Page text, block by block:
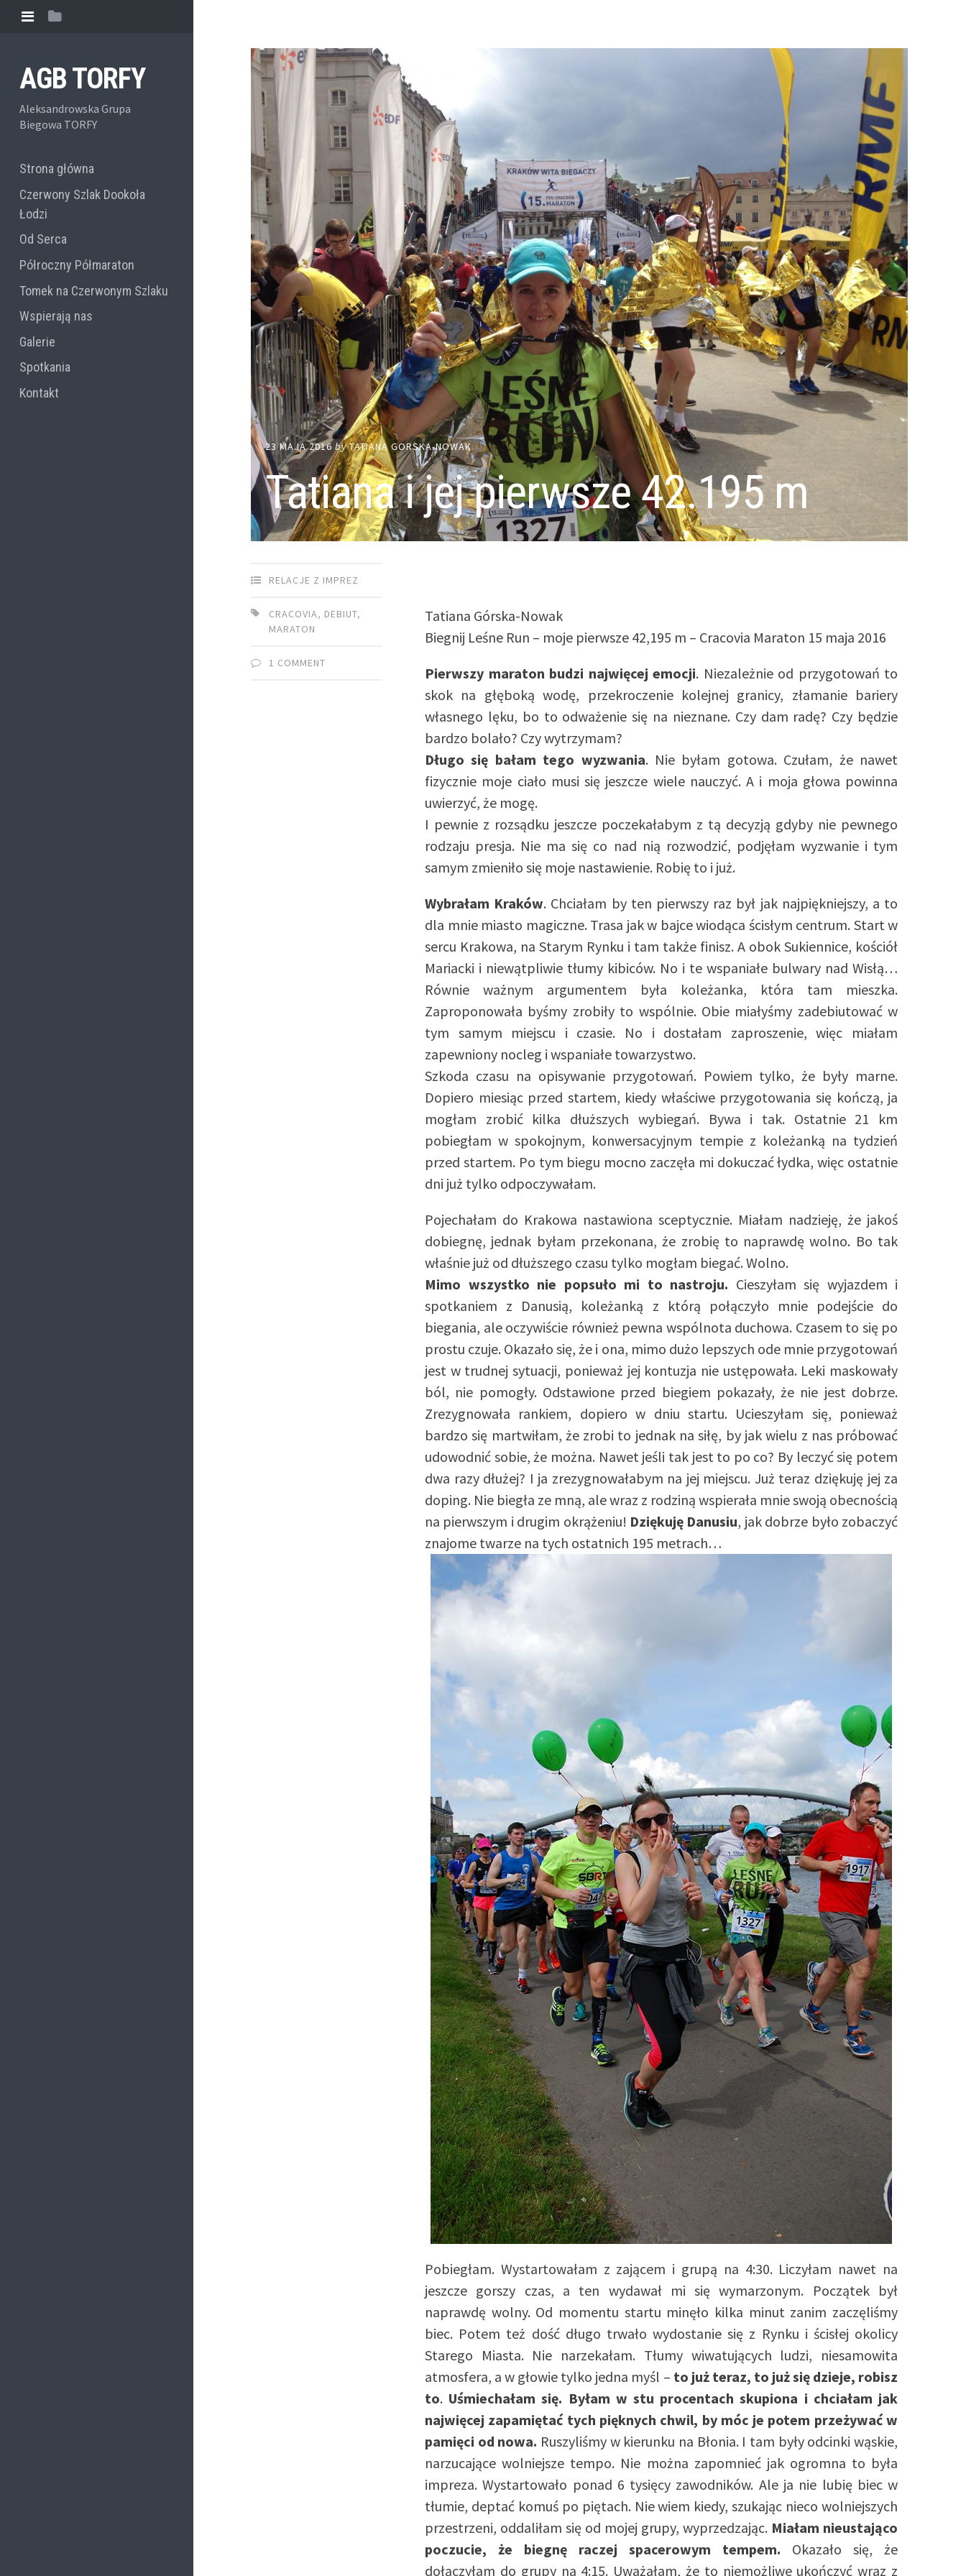
AGB TORFY
Aleksandrowska Grupa
Biegowa TORFY
Strona główna
Czerwony Szlak Dookoła
Łodzi
Od Serca
Półroczny Półmaraton
Tomek na Czerwonym Szlaku
Wspierają nas
Galerie
Spotkania
Kontakt
23 MAJA 2016 byTATIANA GORSKA-NOWAK
Tatiana i jej pierwsze 42.195 m
RELACJE Z IMPREZ
CRACOVIA, DEBIUT,
MARATON
1 COMMENT
Tatiana Górska-Nowak
Biegnij Leśne Run – moje pierwsze 42,195 m – Cracovia Maraton 15 maja 2016
Pierwszy maraton budzi najwięcej emocji. Niezależnie od przygotowań to
skok na głęboką wodę, przekroczenie kolejnej granicy, złamanie bariery
własnego lęku, bo to odważenie się na nieznane. Czy dam radę? Czy będzie
bardzo bolało? Czy wytrzymam?
Długo się bałam tego wyzwania. Nie byłam gotowa. Czułam, że nawet
fizycznie moje ciało musi się jeszcze wiele nauczyć. A i moja głowa powinna
uwierzyć, że mogę.
I pewnie z rozsądku jeszcze poczekałabym z tą decyzją gdyby nie pewnego
rodzaju presja. Nie ma się co nad nią rozwodzić, podjęłam wyzwanie i tym
samym zmieniło się moje nastawienie. Robię to i już.
Wybrałam Kraków. Chciałam by ten pierwszy raz był jak najpiękniejszy, a to
dla mnie miasto magiczne. Trasa jak w bajce wiodąca ścisłym centrum. Start w
sercu Krakowa, na Starym Rynku i tam także finisz. A obok Sukiennice, kościół
Mariacki i niewątpliwie tłumy kibiców. No i te wspaniałe bulwary nad Wisłą…
Równie ważnym argumentem była koleżanka, która tam mieszka.
Zaproponowała byśmy zrobiły to wspólnie. Obie miałyśmy zadebiutować w
tym samym miejscu i czasie. No i dostałam zaproszenie, więc miałam
zapewniony nocleg i wspaniałe towarzystwo.
Szkoda czasu na opisywanie przygotowań. Powiem tylko, że były marne.
Dopiero miesiąc przed startem, kiedy właściwe przygotowania się kończą, ja
mogłam zrobić kilka dłuższych wybiegań. Bywa i tak. Ostatnie 21 km
pobiegłam w spokojnym, konwersacyjnym tempie z koleżanką na tydzień
przed startem. Po tym biegu mocno zaczęła mi dokuczać łydka, więc ostatnie
dni już tylko odpoczywałam.
Pojechałam do Krakowa nastawiona sceptycznie. Miałam nadzieję, że jakoś
dobiegnę, jednak byłam przekonana, że zrobię to naprawdę wolno. Bo tak
właśnie już od dłuższego czasu tylko mogłam biegać. Wolno.
Mimo wszystko nie popsuło mi to nastroju. Cieszyłam się wyjazdem i
spotkaniem z Danusią, koleżanką z którą połączyło mnie podejście do
biegania, ale oczywiście również pewna wspólnota duchowa. Czasem to się po
prostu czuje. Okazało się, że i ona, mimo dużo lepszych ode mnie przygotowań
jest w trudnej sytuacji, ponieważ jej kontuzja nie ustępowała. Leki maskowały
ból, nie pomogły. Odstawione przed biegiem pokazały, że nie jest dobrze.
Zrezygnowała rankiem, dopiero w dniu startu. Ucieszyłam się, ponieważ
bardzo się martwiłam, że zrobi to jednak na siłę, by jak wielu z nas próbować
udowodnić sobie, że można. Nawet jeśli tak jest to po co? By leczyć się potem
dwa razy dłużej? I ja zrezygnowałabym na jej miejscu. Już teraz dziękuję jej za
doping. Nie biegła ze mną, ale wraz z rodziną wspierała mnie swoją obecnością
na pierwszym i drugim okrążeniu! Dziękuję Danusiu, jak dobrze było zobaczyć
znajome twarze na tych ostatnich 195 metrach…
Pobiegłam. Wystartowałam z zającem i grupą na 4:30. Liczyłam nawet na
jeszcze gorszy czas, a ten wydawał mi się wymarzonym. Początek był
naprawdę wolny. Od momentu startu minęło kilka minut zanim zaczęliśmy
biec. Potem też dość długo trwało wydostanie się z Rynku i ścisłej okolicy
Starego Miasta. Nie narzekałam. Tłumy wiwatujących ludzi, niesamowita
atmosfera, a w głowie tylko jedna myśl – to już teraz, to już się dzieje, robisz
to. Uśmiechałam się. Byłam w stu procentach skupiona i chciałam jak
najwięcej zapamiętać tych pięknych chwil, by móc je potem przeżywać w
pamięci od nowa. Ruszyliśmy w kierunku na Błonia. I tam były odcinki wąskie,
narzucające wolniejsze tempo. Nie można zapomnieć jak ogromna to była
impreza. Wystartowało ponad 6 tysięcy zawodników. Ale ja nie lubię biec w
tłumie, deptać komuś po piętach. Nie wiem kiedy, szukając nieco wolniejszych
przestrzeni, oddaliłam się od mojej grupy, wyprzedzając. Miałam nieustająco
poczucie, że biegnę raczej spacerowym tempem. Okazało się, że
dołączyłam do grupy na 4:15. Uważałam, że to niemożliwe ukończyć wraz z